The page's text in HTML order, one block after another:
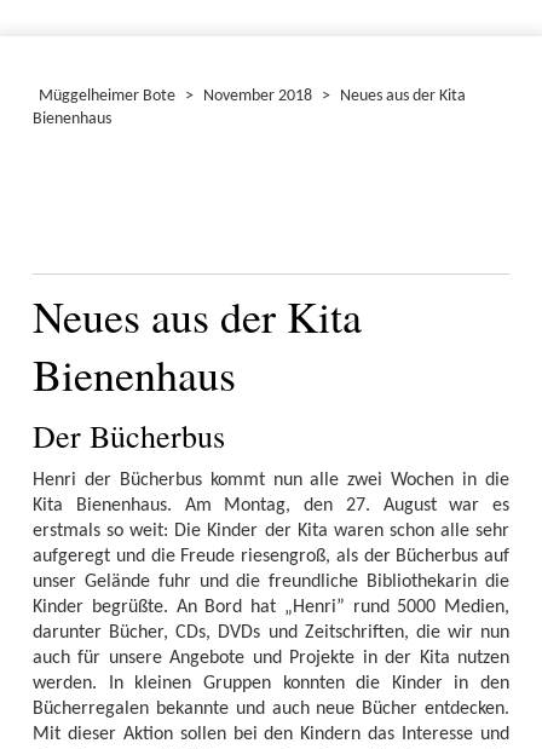
Müggelheimer Bote > November 2018 > Neues aus der Kita
Bienenhaus
Neues aus der Kita
Bienenhaus
Der Bücherbus
Henri der Bücherbus kommt nun alle zwei Wochen in die
Kita Bienenhaus. Am Montag, den 27. August war es
erstmals so weit: Die Kinder der Kita waren schon alle sehr
aufgeregt und die Freude riesengroß, als der Bücherbus auf
unser Gelände fuhr und die freundliche Bibliothekarin die
Kinder begrüßte. An Bord hat „Henri” rund 5000 Medien,
darunter Bücher, CDs, DVDs und Zeitschriften, die wir nun
auch für unsere Angebote und Projekte in der Kita nutzen
werden. In kleinen Gruppen konnten die Kinder in den
Bücherregalen bekannte und auch neue Bücher entdecken.
Mit dieser Aktion sollen bei den Kindern das Interesse und